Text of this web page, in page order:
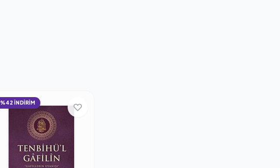
%42 İNDİRİM